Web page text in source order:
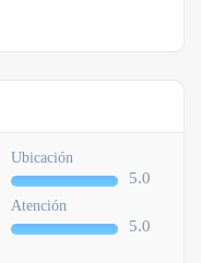
Ubicación
5.0
Atención
5.0